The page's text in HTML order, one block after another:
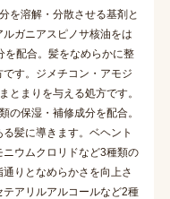
を溶解・分散させる基剤と
ガニアスピノサ核油をは
を配合。髪をなめらかに整
す。ジメチコン・アモジ
とまりを与える処方です。
の保湿・補修成分を配合。
髪に導きます。ベヘント
ウムクロリドなど3種類の
りとなめらかさを向上さ
アリルアルコールなど2種